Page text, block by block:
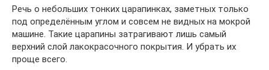
Речь о небольших тонких царапинках, заметных только
под определённым углом и совсем не видных на мокрой
машине. Такие царапины затрагивают лишь самый
верхний слой лакокрасочного покрытия. И убрать их
проще всего.